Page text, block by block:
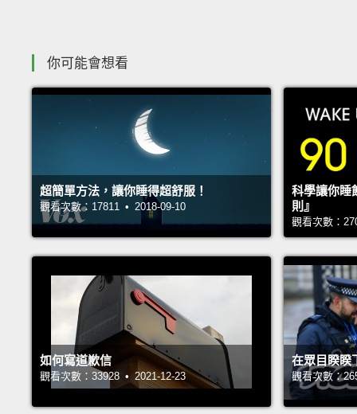
你可能會想看
超簡單方法，讓你睡得超舒服！
觀看次數：17811 • 2018-09-10
科學讓你睡
則』
觀看次數：
如何寫道歉信
觀看次數：33928 • 2021-12-23
在眾目睽睽
觀看次數：